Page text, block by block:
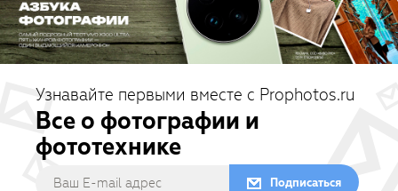
Узнавайте первыми вместе с Prophotos.ru
Все о фотографии и
фототехнике
Подписаться